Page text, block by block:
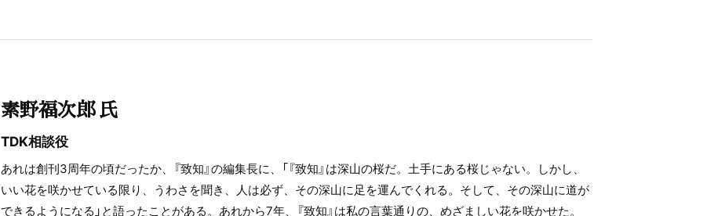
素野福次郎 氏
TDK相談役
あれは創刊3周年の頃だったか、『致知』の編集長に、「『致知』は深山の桜だ。土手にある桜じゃない。しかし、
いい花を咲かせている限り、うわさを聞き、人は必ず、その深山に足を運んでくれる。そして、その深山に道が
できるようになる」と語ったことがある。あれから7年、『致知』は私の言葉通りの、めざましい花を咲かせた。